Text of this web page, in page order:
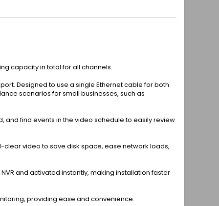
capacity in total for all channels.
Designed to use a single Ethernet cable for both
scenarios for small businesses, such as
find events in the video schedule to easily review
video to save disk space, ease network loads,
and activated instantly, making installation faster
providing ease and convenience.